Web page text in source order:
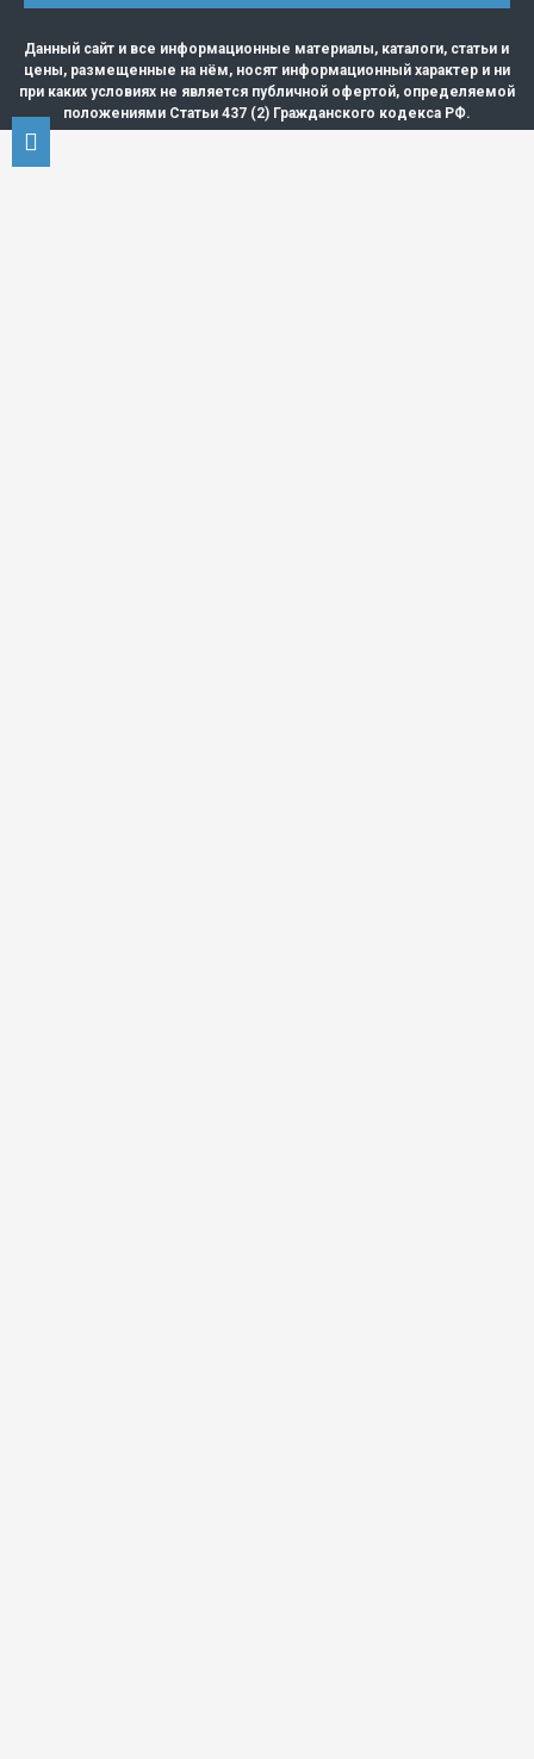
Данный сайт и все информационные материалы, каталоги, статьи и
цены, размещенные на нём, носят информационный характер и ни
при каких условиях не является публичной офертой, определяемой
положениями Статьи 437 (2) Гражданского кодекса РФ.